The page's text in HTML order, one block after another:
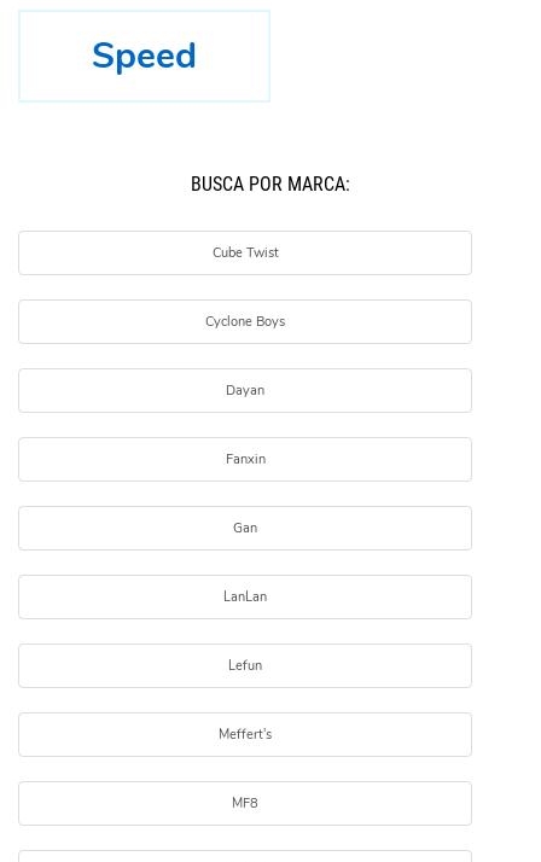
Speed
BUSCÁ POR MARCA:
Cube Twist
Cyclone Boys
Dayan
Fanxin
Gan
LanLan
Lefun
Meffert's
MF8